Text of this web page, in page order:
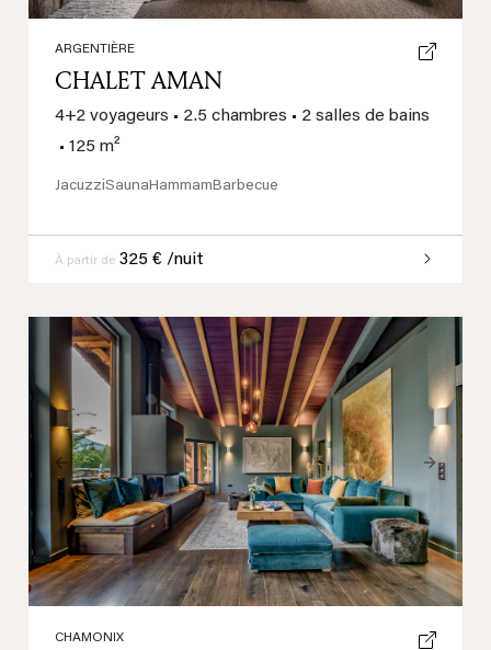
ARGENTIÈRE
CHALET AMAN
4+2 voyageurs • 2.5 chambres • 2 salles de bains
• 125 m²
JacuzziSaunaHammamBarbecue
À partir de 325 € /nuit
Previous Next
CHAMONIX